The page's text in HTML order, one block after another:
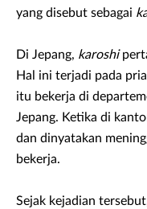
yang disebut sebagai
Di Jepang, karoshi
Hal ini terjadi pada
itu bekerja di
Jepang. Ketika di
dan dinyatakan
bekerja.
Sejak kejadian